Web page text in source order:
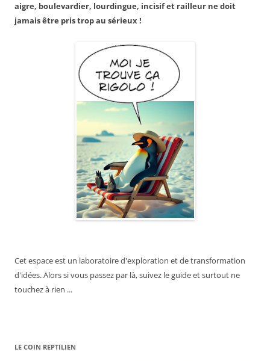
aigre, boulevardier, lourdingue, incisif et railleur ne doit
jamais être pris trop au sérieux !
Cet espace est un laboratoire d'exploration et de transformation
d'idées. Alors si vous passez par là, suivez le guide et surtout ne
touchez à rien ...
LE COIN REPTILIEN